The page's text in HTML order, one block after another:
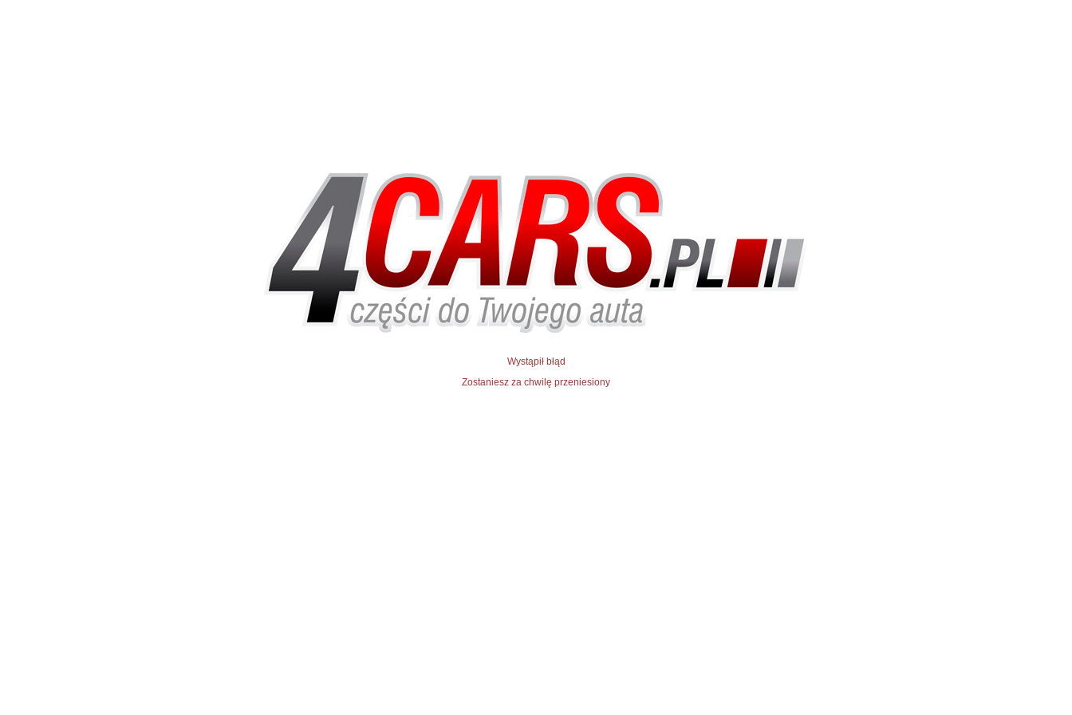
Wystąpił błąd
Zostaniesz za chwilę przeniesiony